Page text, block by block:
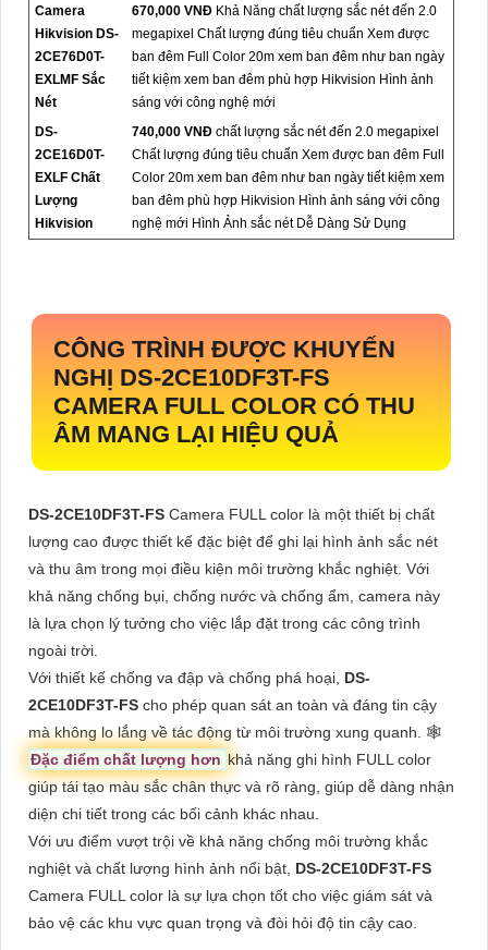
Camera
Hikvision DS-
2CE76D0T-
EXLMF Sắc
Nét
670,000 VNĐ Khả Năng chất lượng sắc nét đến 2.0
megapixel Chất lượng đúng tiêu chuẩn Xem được
ban đêm Full Color 20m xem ban đêm như ban ngày
tiết kiệm xem ban đêm phù hợp Hikvision Hình ảnh
sáng với công nghệ mới
DS-
2CE16D0T-
EXLF Chất
Lượng
Hikvision
740,000 VNĐ chất lượng sắc nét đến 2.0 megapixel
Chất lượng đúng tiêu chuẩn Xem được ban đêm Full
Color 20m xem ban đêm như ban ngày tiết kiệm xem
ban đêm phù hợp Hikvision Hình ảnh sáng với công
nghệ mới Hình Ảnh sắc nét Dễ Dàng Sử Dụng
CÔNG TRÌNH ĐƯỢC KHUYẾN
NGHỊ DS-2CE10DF3T-FS
CAMERA FULL COLOR CÓ THU
ÂM MANG LẠI HIỆU QUẢ
DS-2CE10DF3T-FS Camera FULL color là một thiết bị chất
lượng cao được thiết kế đặc biệt để ghi lại hình ảnh sắc nét
và thu âm trong mọi điều kiện môi trường khắc nghiệt. Với
khả năng chống bụi, chống nước và chống ẩm, camera này
là lựa chọn lý tưởng cho việc lắp đặt trong các công trình
ngoài trời.
Với thiết kế chống va đập và chống phá hoại, DS-
2CE10DF3T-FS cho phép quan sát an toàn và đáng tin cậy
mà không lo lắng về tác động từ môi trường xung quanh. 🕸
Đặc điểm chất lượng hơn khả năng ghi hình FULL color
giúp tái tạo màu sắc chân thực và rõ ràng, giúp dễ dàng nhận
diện chi tiết trong các bối cảnh khác nhau.
Với ưu điểm vượt trội về khả năng chống môi trường khắc
nghiệt và chất lượng hình ảnh nổi bật, DS-2CE10DF3T-FS
Camera FULL color là sự lựa chọn tốt cho việc giám sát và
bảo vệ các khu vực quan trọng và đòi hỏi độ tin cậy cao.